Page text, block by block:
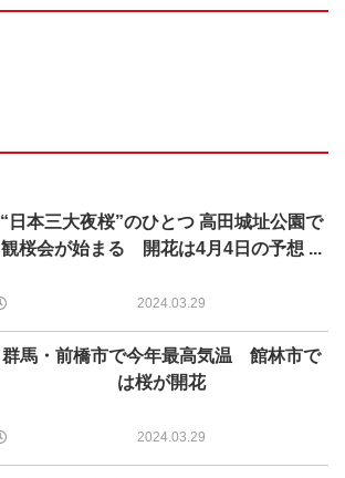
“日本三大夜桜”のひとつ 高田城址公園で
観桜会が始まる 開花は4月4日の予想 ...
2024.03.29
群馬・前橋市で今年最高気温 館林市で
は桜が開花
2024.03.29